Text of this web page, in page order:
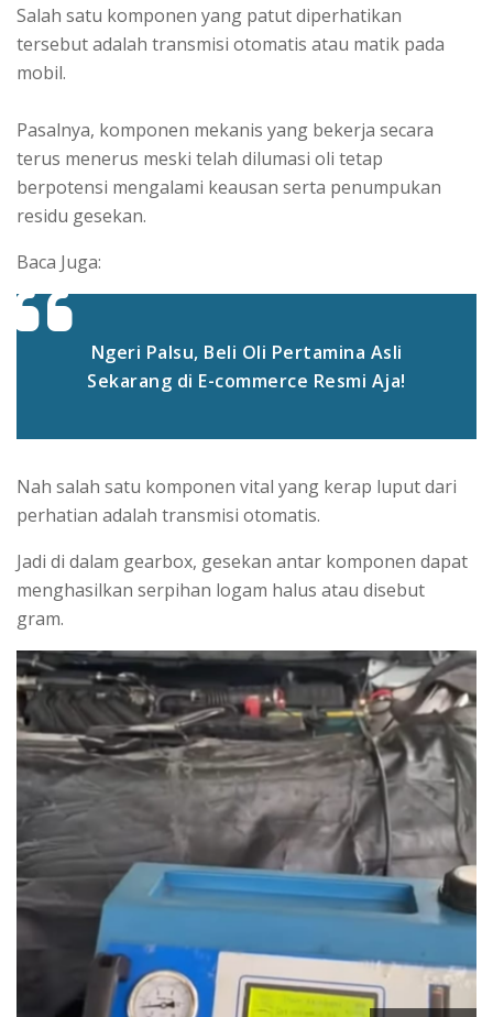
Salah satu komponen yang patut diperhatikan
tersebut adalah transmisi otomatis atau matik pada
mobil.
Pasalnya, komponen mekanis yang bekerja secara
terus menerus meski telah dilumasi oli tetap
berpotensi mengalami keausan serta penumpukan
residu gesekan.
Baca Juga:
Ngeri Palsu, Beli Oli Pertamina Asli
Sekarang di E-commerce Resmi Aja!
Nah salah satu komponen vital yang kerap luput dari
perhatian adalah transmisi otomatis.
Jadi di dalam gearbox, gesekan antar komponen dapat
menghasilkan serpihan logam halus atau disebut
gram.